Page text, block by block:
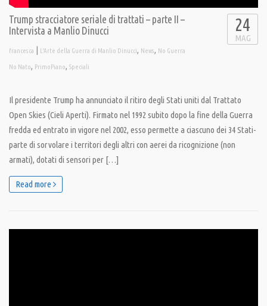
Trump stracciatore seriale di trattati – parte II –
Intervista a Manlio Dinucci
francesca | L'Arte della Guerra di Manlio Dinucci, News, No Guerra
No Nato, PrimoPiano, Speciali
24
MAG
Il presidente Trump ha annunciato il ritiro degli Stati uniti dal Trattato
Open Skies (Cieli Aperti). Firmato nel 1992 subito dopo la fine della Guerra
fredda ed entrato in vigore nel 2002, esso permette a ciascuno dei 34 Stati-
parte di sorvolare i territori degli altri con aerei da ricognizione (non
armati), dotati di sensori per […]
Read more